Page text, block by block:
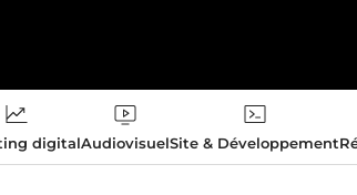
digitalAudiovisuelSite & Développement